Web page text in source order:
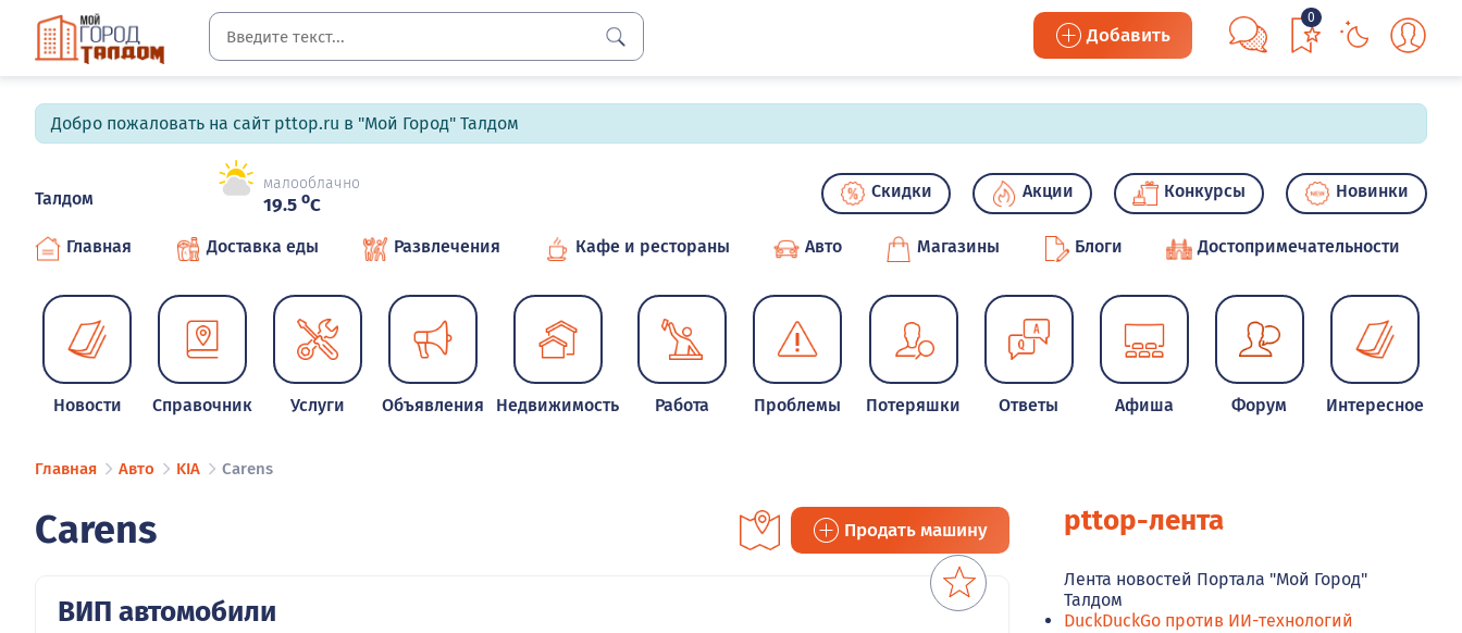
Добавить
0
Добро пожаловать на сайт pttop.ru в "Мой Город" Талдом
Талдом
малооблачно
19.5 oC
Скидки Акции Конкурсы Новинки
Главная Доставка еды Развлечения Кафе и рестораны Авто Магазины Блоги Достопримечательности
Новости Справочник Услуги Объявления Недвижимость Работа Проблемы Потеряшки Ответы Афиша Форум Интересное
Главная Авто KIA Carens
Carens Продать машину
ВИП автомобили
pttop-лента
Лента новостей Портала "Мой Город"
Талдом
DuckDuckGo против ИИ-технологий